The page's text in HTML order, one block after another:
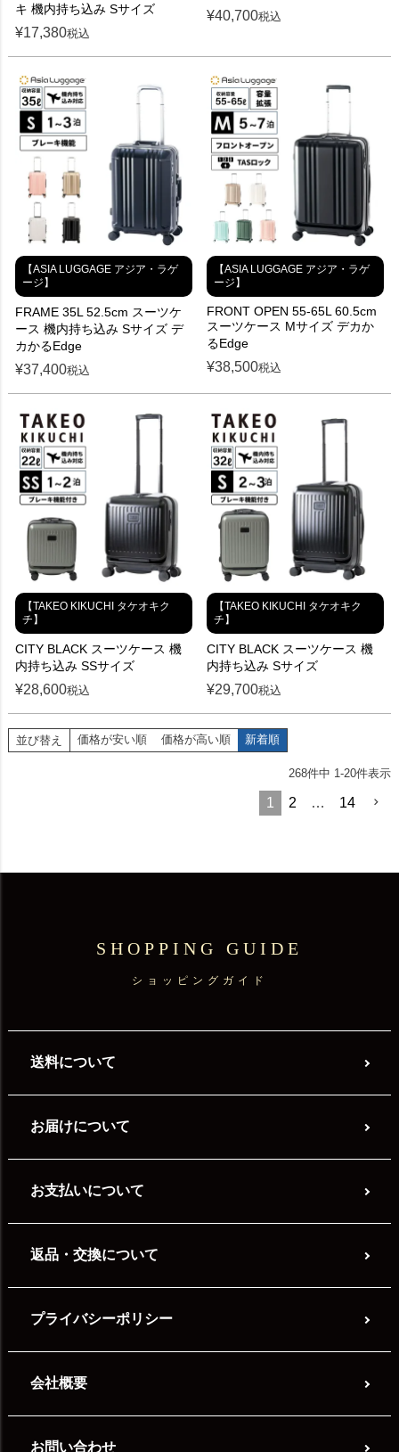
キ 機内持ち込み Sサイズ
¥17,380税込
¥40,700税込
【ASIA LUGGAGE アジア・ラゲ
ージ】
FRAME 35L 52.5cm スーツケ
ース 機内持ち込み Sサイズ デ
カかるEdge
¥37,400税込
【ASIA LUGGAGE アジア・ラゲ
ージ】
FRONT OPEN 55-65L 60.5cm
スーツケース Mサイズ デカか
るEdge
¥38,500税込
【TAKEO KIKUCHI タケオキク
チ】
CITY BLACK スーツケース 機
内持ち込み SSサイズ
¥28,600税込
【TAKEO KIKUCHI タケオキク
チ】
CITY BLACK スーツケース 機
内持ち込み Sサイズ
¥29,700税込
並び替え 価格が安い順 価格が高い順 新着順
268件中 1-20件表示
1 2 … 14
SHOPPING GUIDE
ショッピングガイド
送料について
お届けについて
お支払いについて
返品・交換について
プライバシーポリシー
会社概要
お問い合わせ